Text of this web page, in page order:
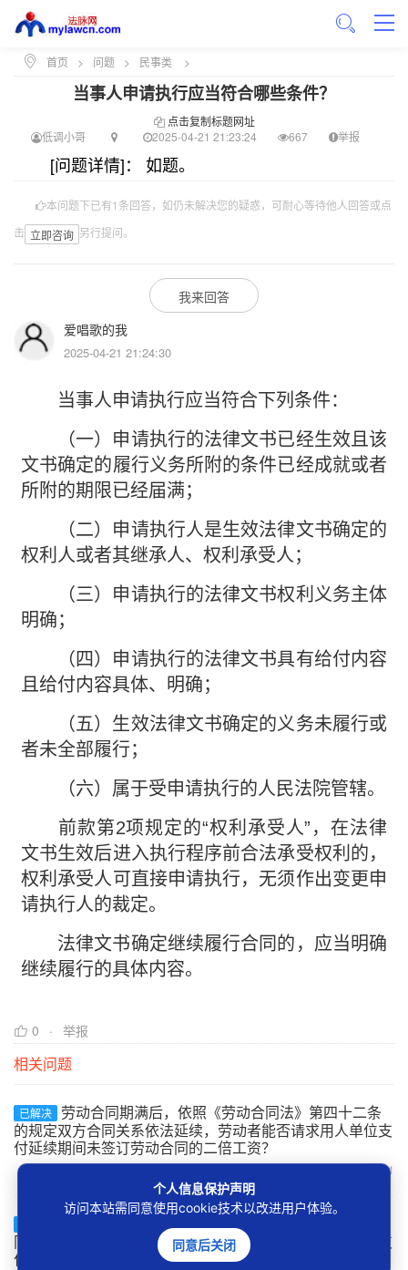
首页 > 问题 > 民事类 >
当事人申请执行应当符合哪些条件？
点击复制标题网址
低调小哥
2025-04-21 21:23:24 667 举报
[问题详情]： 如题。
本问题下已有1条回答，如仍未解决您的疑惑，可耐心等待他人回答或点
击 立即咨询 另行提问。
我来回答
爱唱歌的我
2025-04-21 21:24:30
当事人申请执行应当符合下列条件：
（一）申请执行的法律文书已经生效且该
文书确定的履行义务所附的条件已经成就或者
所附的期限已经届满；
（二）申请执行人是生效法律文书确定的
权利人或者其继承人、权利承受人；
（三）申请执行的法律文书权利义务主体
明确；
（四）申请执行的法律文书具有给付内容
且给付内容具体、明确；
（五）生效法律文书确定的义务未履行或
者未全部履行；
（六）属于受申请执行的人民法院管辖。
前款第2项规定的“权利承受人”，在法律
文书生效后进入执行程序前合法承受权利的，
权利承受人可直接申请执行，无须作出变更申
请执行人的裁定。
法律文书确定继续履行合同的，应当明确
继续履行的具体内容。
0 举报
相关问题
已解决
劳动合同期满后，依照《劳动合同法》第四十二条
的规定双方合同关系依法延续，劳动者能否请求用人单位支
付延续期间未签订劳动合同的二倍工资？
8942 1
用人单位超过一个月未与劳动者订立书面劳动合
同，但在一年内又补订了劳动合同的，是否应该向劳动者支
付二倍工资？
个人信息保护声明
访问本站需同意使用cookie技术以改进用户体验。
同意后关闭